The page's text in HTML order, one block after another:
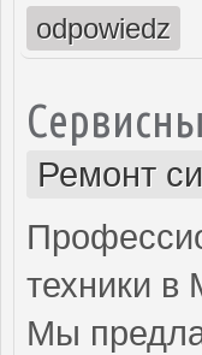
odpowiedz
Ремонт
техники в
Мы